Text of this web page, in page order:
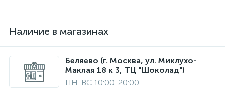
Наличие в магазинах
Беляево (г. Москва, ул. Миклухо-
Маклая 18 к 3, ТЦ "Шоколад")
ПН-ВС 10:00-20:00